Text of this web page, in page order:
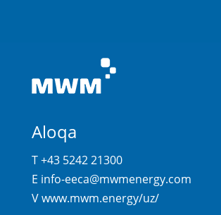
Aloqa
T +43 5242 21300
E info-eeca@mwmenergy.com
Vwww.mwm.energy/uz/